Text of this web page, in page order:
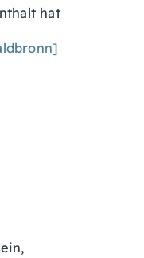
hat